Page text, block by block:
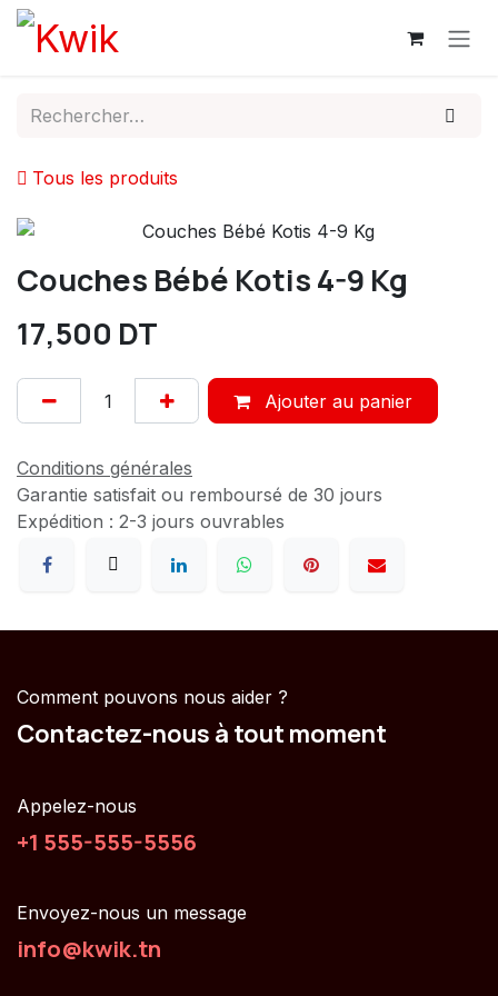
Se rendre au contenu
Tous les produits
Couches Bébé Kotis 4-9 Kg
17,500 DT
Ajouter au panier
Conditions générales
Garantie satisfait ou remboursé de 30 jours
Expédition : 2-3 jours ouvrables
Comment pouvons nous aider ?
Contactez-nous à tout moment
Appelez-nous
+1 555-555-5556
Envoyez-nous un message
info@kwik.tn